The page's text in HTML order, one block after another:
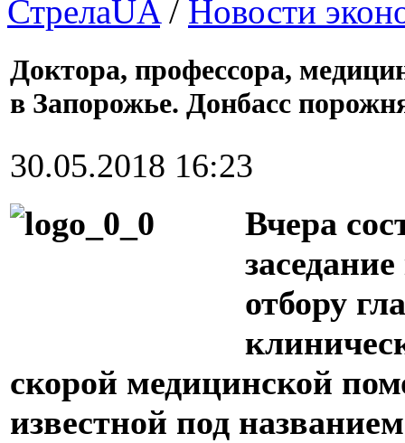
СтрелаUA/ Новости
Доктора, профессора,
в Запорожье. Донбасс
30.05.2018 16:23
Вчера
отбору
скорой медицинской
известной под